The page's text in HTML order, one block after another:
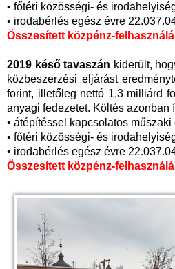
• főtéri közösségi- és
• irodabérlés egész évre
Összesített közpénz-
2019 késő tavaszán kiderült,
közbeszerzési eljárást
forint, illetőleg nettó 1,3 milliárd
anyagi fedezetet. Költés azonban
• átépítéssel kapcsolatos
• főtéri közösségi- és
• irodabérlés egész évre
Összesített közpénz-